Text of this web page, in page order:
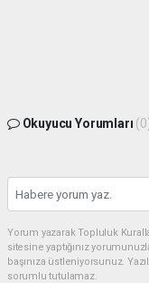
Okuyucu Yorumları
Yorum yazarak Topluluk
sitesine yaptığınız
başınıza üstleniyorsunuz.
sorumlu tutulamaz.